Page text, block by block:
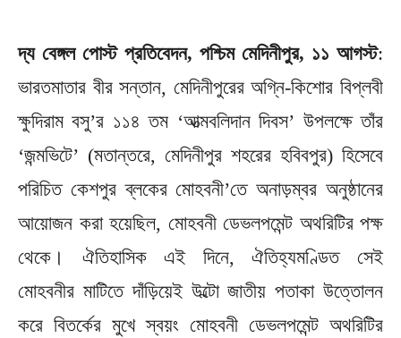
দ্য বেঙ্গল পোস্ট প্রতিবেদন, পশ্চিম মেদিনীপুর, ১১ আগস্ট:
ভারতমাতার বীর সন্তান, মেদিনীপুরের অগ্নি-কিশোর বিপ্লবী
ক্ষুদিরাম বসু’র ১১৪ তম ‘আত্মবলিদান দিবস’ উপলক্ষে তাঁর
‘জন্মভিটে’ (মতান্তরে, মেদিনীপুর শহরের হবিবপুর) হিসেবে
পরিচিত কেশপুর ব্লকের মোহবনী’তে অনাড়ম্বর অনুষ্ঠানের
আয়োজন করা হয়েছিল, মোহবনী ডেভলপমেন্ট অথরিটির পক্ষ
থেকে। ঐতিহাসিক এই দিনে, ঐতিহ্যমণ্ডিত সেই
মোহবনীর মাটিতে দাঁড়িয়েই উল্টো জাতীয় পতাকা উত্তোলন
করে বিতর্কের মুখে স্বয়ং মোহবনী ডেভলপমেন্ট অথরিটির